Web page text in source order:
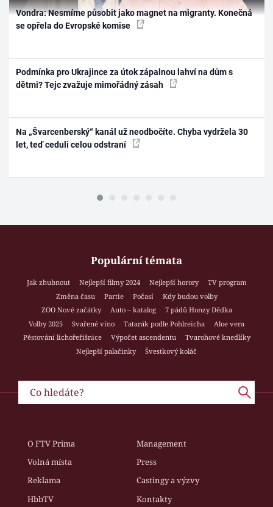
Vondra: Nesmíme působit jako magnet na migranty. Konečná
se opřela do Evropské komise
Podmínka pro Ukrajince za útok zápalnou lahví na dům s
dětmi? Tejc zvažuje mimořádný zásah
Na „Švarcenberský“ kanál už neodbočíte. Chyba vydržela 30
let, teď ceduli celou odstraní
Populární témata
Jak zhubnout Nejlepší filmy 2024 Nejlepší horory
TV program
Změna času
Partie Počasí
Kdy budou volby
ZOO Nové začátky
Auto – katalog
7 pádů Honzy Dědka
Volby 2025
Svařené víno Tatarák podle Pohlreicha
Aloe vera
Pěstování lichořeřišnice
Výpočet ascendentu
Tvarohové knedlíky
Nejlepší palačinky
Švestkový koláč
O FTV Prima
Management
Volná místa
Press
Reklama
Castingy a výzvy
HbbTV
Kontakty